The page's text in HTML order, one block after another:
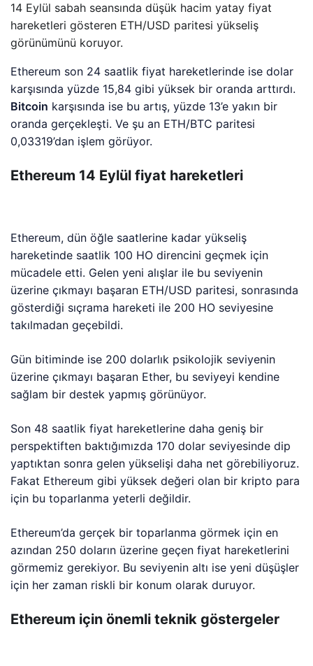
14 Eylül sabah seansında düşük hacim yatay fiyat
hareketleri gösteren ETH/USD paritesi yükseliş
görünümünü koruyor.
Ethereum son 24 saatlik fiyat hareketlerinde ise dolar
karşısında yüzde 15,84 gibi yüksek bir oranda arttırdı.
Bitcoin karşısında ise bu artış, yüzde 13’e yakın bir
oranda gerçekleşti. Ve şu an ETH/BTC paritesi
0,03319’dan işlem görüyor.
Ethereum 14 Eylül fiyat hareketleri
Ethereum, dün öğle saatlerine kadar yükseliş
hareketinde saatlik 100 HO direncini geçmek için
mücadele etti. Gelen yeni alışlar ile bu seviyenin
üzerine çıkmayı başaran ETH/USD paritesi, sonrasında
gösterdiği sıçrama hareketi ile 200 HO seviyesine
takılmadan geçebildi.
Gün bitiminde ise 200 dolarlık psikolojik seviyenin
üzerine çıkmayı başaran Ether, bu seviyeyi kendine
sağlam bir destek yapmış görünüyor.
Son 48 saatlik fiyat hareketlerine daha geniş bir
perspektiften baktığımızda 170 dolar seviyesinde dip
yaptıktan sonra gelen yükselişi daha net görebiliyoruz.
Fakat Ethereum gibi yüksek değeri olan bir kripto para
için bu toparlanma yeterli değildir.
Ethereum’da gerçek bir toparlanma görmek için en
azından 250 doların üzerine geçen fiyat hareketlerini
görmemiz gerekiyor. Bu seviyenin altı ise yeni düşüşler
için her zaman riskli bir konum olarak duruyor.
Ethereum için önemli teknik göstergeler